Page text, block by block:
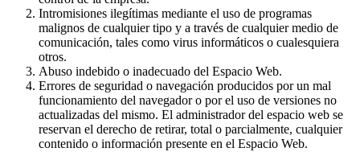
Intromisiones ilegítimas mediante el uso de programas
malignos de cualquier tipo y a través de cualquier medio de
comunicación, tales como virus informáticos o cualesquiera
otros.
Abuso indebido o inadecuado del Espacio Web.
Errores de seguridad o navegación producidos por un mal
funcionamiento del navegador o por el uso de versiones no
actualizadas del mismo. El administrador del espacio web se
reservan el derecho de retirar, total o parcialmente, cualquier
contenido o información presente en el Espacio Web.